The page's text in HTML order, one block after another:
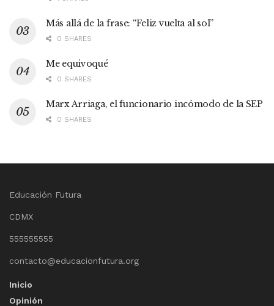
Más allá de la frase: “Feliz vuelta al sol”
0 SHARES
Me equivoqué
0 SHARES
Marx Arriaga, el funcionario incómodo de la SEP
0 SHARES
Educación Futura
CDMX
555555555
contacto@educacionfutura.org
Inicio
Opinión